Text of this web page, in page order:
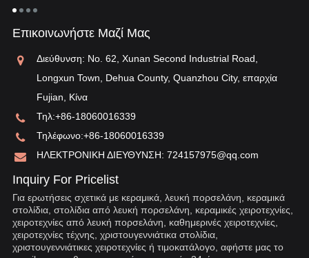
εκτελωνισμού...
Επικοινωνήστε Μαζί Μας
Διεύθυνση: No. 62, Xunan Second Industrial Road,
Longxun Town, Dehua County, Quanzhou City, επαρχία
Fujian, Κίνα
Τηλ:+86-18060016339
Τηλέφωνο:+86-18060016339
ΗΛΕΚΤΡΟΝΙΚΗ ΔΙΕΥΘΥΝΣΗ: 724157975@qq.com
Inquiry For Pricelist
Για ερωτήσεις σχετικά με κεραμικά, λευκή πορσελάνη, κεραμικά
στολίδια, στολίδια από λευκή πορσελάνη, κεραμικές χειροτεχνίες,
χειροτεχνίες από λευκή πορσελάνη, καθημερινές χειροτεχνίες,
χειροτεχνίες τέχνης, χριστουγεννιάτικα στολίδια,
χριστουγεννιάτικες χειροτεχνίες ή τιμοκατάλογο, αφήστε μας το